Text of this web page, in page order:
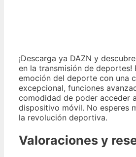
¡Descarga ya DAZN y
en la transmisión de deportes!
emoción del deporte con una
excepcional, funciones
comodidad de poder acceder
dispositivo móvil. No esperes
la revolución deportiva.
Valoraciones y